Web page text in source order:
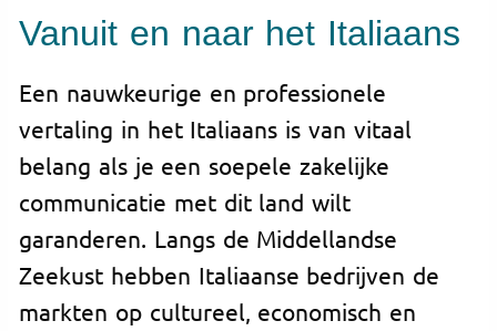
Vanuit en naar het Italiaans
Een nauwkeurige en professionele
vertaling in het Italiaans is van vitaal
belang als je een soepele zakelijke
communicatie met dit land wilt
garanderen. Langs de Middellandse
Zeekust hebben Italiaanse bedrijven de
markten op cultureel, economisch en